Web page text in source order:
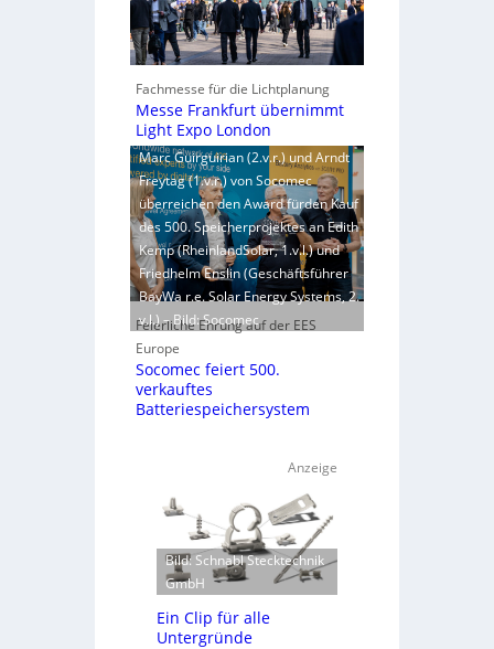
Fachmesse für die Lichtplanung
Messe Frankfurt übernimmt
Light Expo London
Marc Guirguirian (2.v.r.) und Arndt
Freytag (1.v.r.) von Socomec
überreichen den Award fürden Kauf
des 500. Speicherprojektes an Edith
Kemp (RheinlandSolar, 1.v.l.) und
Friedhelm Enslin (Geschäftsführer
BayWa r.e. Solar Energy Systems, 2.
v.l.) – Bild: Socomec
Feierliche Ehrung auf der EES
Europe
Socomec feiert 500.
verkauftes
Batteriespeichersystem
Anzeige
Bild: Schnabl Stecktechnik
GmbH
Ein Clip für alle
Untergründe